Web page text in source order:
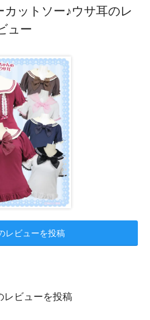
ットソー♪ウサ耳のレ
ュー
レビューを投稿
レビューを投稿